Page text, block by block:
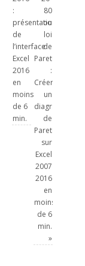
:
présentation
de
l’interface
Excel
2016
en
moins
de 6
min.
80
ou
loi
de
Pareto
:
Créer
un
diagramme
de
Pareto
sur
Excel
2007
2016
en
moins
de 6
min.
»